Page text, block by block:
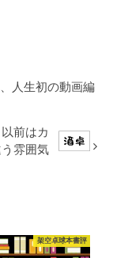
人生初の動画編
前はカ
雰囲気
架空卓球本書評